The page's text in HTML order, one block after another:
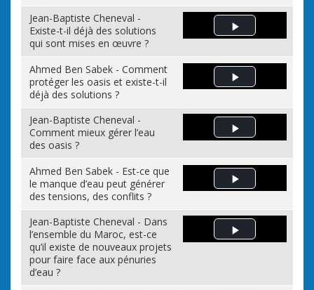
Jean-Baptiste Cheneval -
Existe-t-il déjà des solutions
qui sont mises en œuvre ?
Play Video
Ahmed Ben Sabek - Comment
protéger les oasis et existe-t-il
déjà des solutions ?
Play Video
Jean-Baptiste Cheneval -
Comment mieux gérer l’eau
des oasis ?
Play Video
Ahmed Ben Sabek - Est-ce que
le manque d’eau peut générer
des tensions, des conflits ?
Play Video
Jean-Baptiste Cheneval - Dans
l’ensemble du Maroc, est-ce
qu’il existe de nouveaux projets
pour faire face aux pénuries
d’eau ?
Play Video